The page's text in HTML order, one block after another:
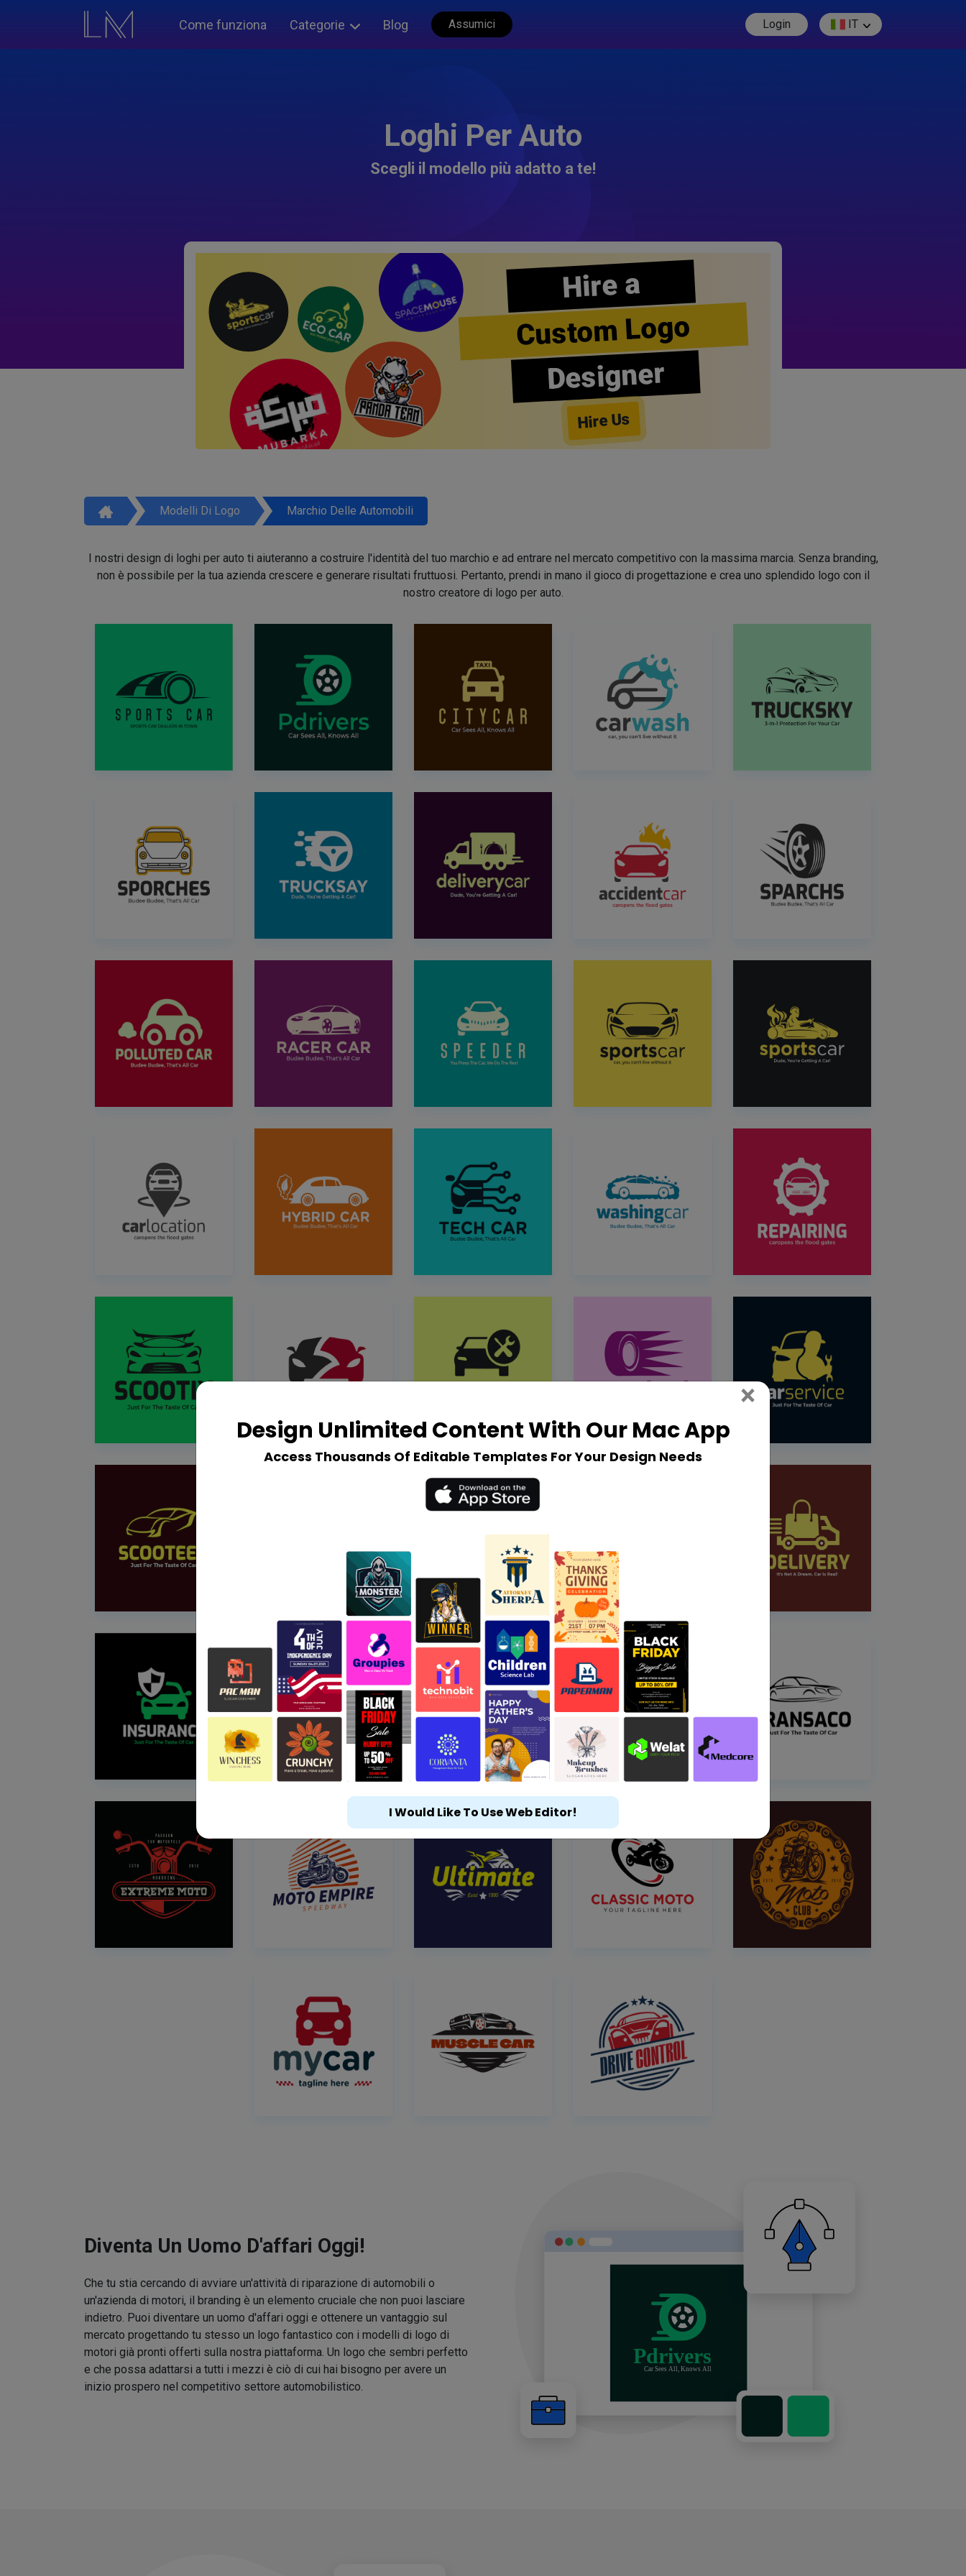
Come funziona Categorie Blog Assumici Login IT
Loghi Per Auto
Scegli il modello più adatto a te!
Hire a
Custom Logo
Designer
Hire Us
Modelli Di Logo Marchio Delle Automobili
I nostri design di loghi per auto ti aiuteranno a costruire l'identità del tuo marchio e ad entrare nel mercato competitivo con la massima marcia. Senza branding,
non è possibile per la tua azienda crescere e generare risultati fruttuosi. Pertanto, prendi in mano il gioco di progettazione e crea uno splendido logo con il
nostro creatore di logo per auto.
Diventa Un Uomo D'affari Oggi!
Che tu stia cercando di avviare un'attività di riparazione di automobili o
un'azienda di motori, il branding è un elemento cruciale che non puoi lasciare
indietro. Puoi diventare un uomo d'affari oggi e ottenere un vantaggio sul
mercato progettando tu stesso un logo fantastico con i modelli di logo di
motori già pronti offerti sulla nostra piattaforma. Un logo che sembri perfetto
e che possa adattarsi a tutti i mezzi è ciò di cui hai bisogno per avere un
inizio prospero nel competitivo settore automobilistico.
Design Unlimited Content With Our Mac App
Access Thousands Of Editable Templates For Your Design Needs
× Close
I Would Like To Use Web Editor!